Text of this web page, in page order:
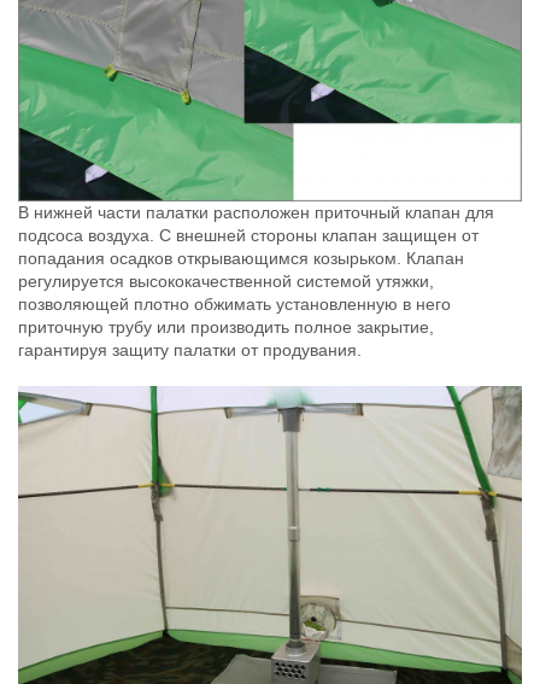
В нижней части палатки расположен приточный клапан для
подсоса воздуха. С внешней стороны клапан защищен от
попадания осадков открывающимся козырьком. Клапан
регулируется высококачественной системой утяжки,
позволяющей плотно обжимать установленную в него
приточную трубу или производить полное закрытие,
гарантируя защиту палатки от продувания.